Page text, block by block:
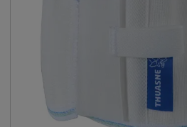
THUASNE SPORT
__SHOWKOMPRESSION